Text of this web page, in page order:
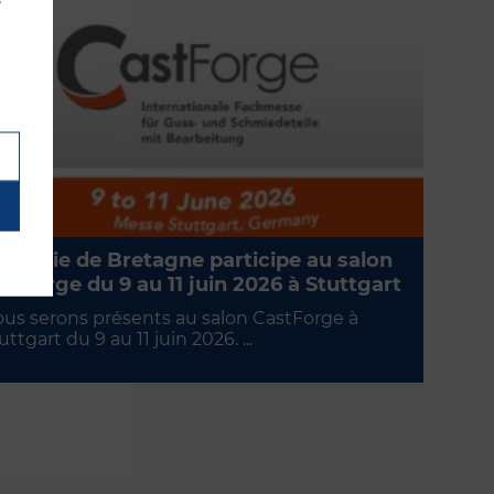
de Bretagne participe au salon
du 9 au 11 juin 2026 à Stuttgart
serons présents au salon CastForge à
du 9 au 11 juin 2026. ...